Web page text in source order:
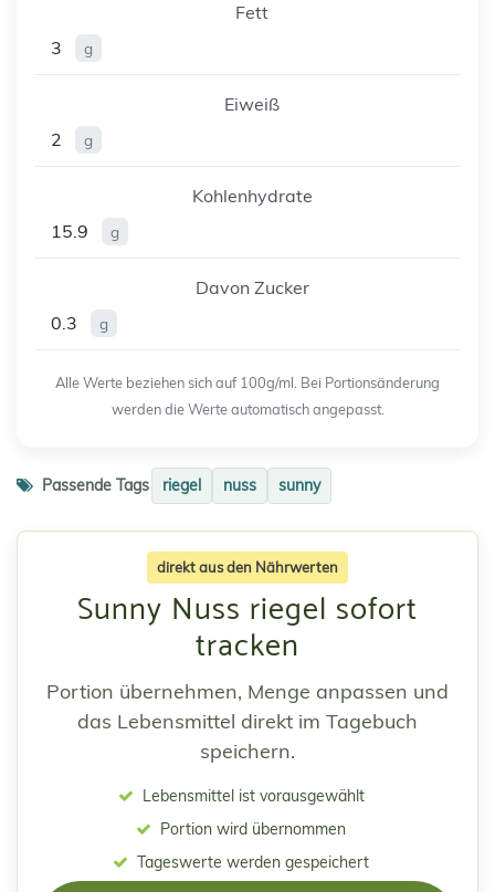
Fett
3
g
Eiweiß
2
g
Kohlenhydrate
15.9
g
Davon Zucker
0.3
g
Alle Werte beziehen sich auf 100g/ml. Bei Portionsänderung
werden die Werte automatisch angepasst.
Passende Tags riegel nuss sunny
direkt aus den Nährwerten
Sunny Nuss riegel sofort
tracken
Portion übernehmen, Menge anpassen und
das Lebensmittel direkt im Tagebuch
speichern.
Lebensmittel ist vorausgewählt
Portion wird übernommen
Tageswerte werden gespeichert